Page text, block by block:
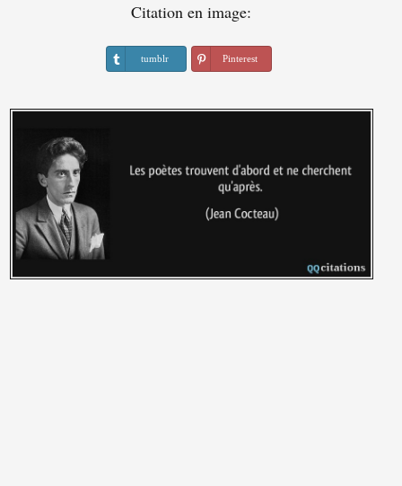
Citation en image:
tumblr Pinterest